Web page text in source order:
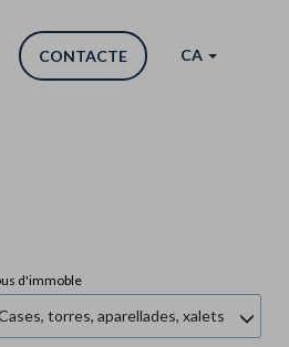
CONTACTE CA
d'immoble
torres, aparellades, xalets